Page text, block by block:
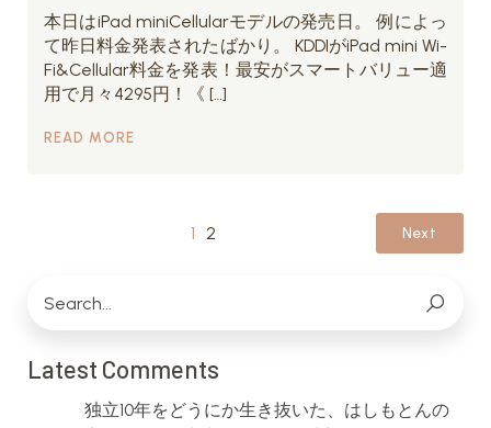
本日はiPad miniCellularモデルの発売日。 例によっ
て昨日料金発表されたばかり。 KDDIがiPad mini Wi-
Fi&Cellular料金を発表！最安がスマートバリュー適
用で月々4295円！《 […]
READ MORE
1 2 Next
Latest Comments
独立10年をどうにか生き抜いた、はしもとんの